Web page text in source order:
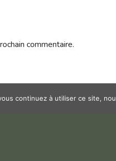
commentaire.
continuez à utiliser ce site,